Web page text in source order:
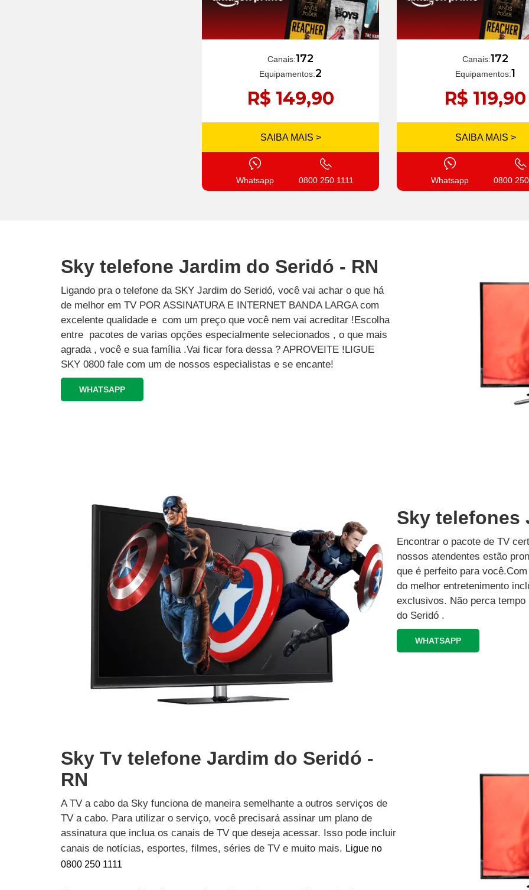
Canais:172
Equipamentos:2
R$ 149,90
SAIBA MAIS >
Whatsapp 0800 250 1111
Canais:172
Equipamentos:1
R$ 119,90
SAIBA MAIS >
Whatsapp 0800
Sky telefone Jardim do Seridó - RN
Ligando pra o telefone da SKY Jardim do Seridó, você vai achar o que há
de melhor em TV POR ASSINATURA E INTERNET BANDA LARGA com
excelente qualidade e com um preço que você nem vai acreditar !Escolha
entre pacotes de varias opções especialmente selecionados , o que mais
agrada , você e sua família .Vai ficar fora dessa ? APROVEITE !LIGUE
SKY 0800 fale com um de nossos especialistas e se encante!
WHATSAPP
Sky telefones
Encontrar o pacote de TV
nossos atendentes estão
que é perfeito para
do melhor entretenimento
exclusivos.‍ Não perca
do Seridó .
WHATSAPP
Sky Tv telefone Jardim do Seridó -
RN
A TV a cabo da Sky funciona de maneira semelhante a outros serviços de
TV a cabo. Para utilizar o serviço, você precisará assinar um plano de
assinatura que inclua os canais de TV que deseja acessar. Isso pode incluir
canais de notícias, esportes, filmes, séries de TV e muito mais. Ligue no
0800 250 1111